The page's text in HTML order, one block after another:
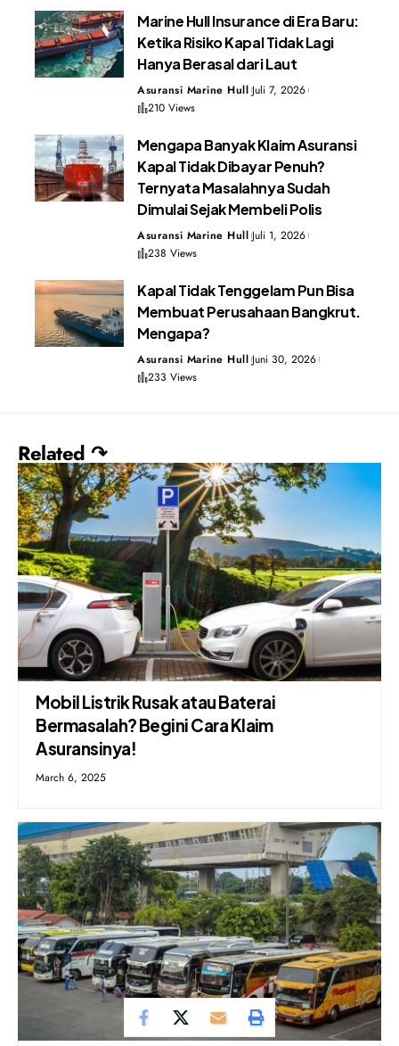
Marine Hull Insurance di Era Baru:
Ketika Risiko Kapal Tidak Lagi
Hanya Berasal dari Laut
Asuransi Marine Hull Juli 7, 2026
210 Views
Mengapa Banyak Klaim Asuransi
Kapal Tidak Dibayar Penuh?
Ternyata Masalahnya Sudah
Dimulai Sejak Membeli Polis
Asuransi Marine Hull Juli 1, 2026
238 Views
Kapal Tidak Tenggelam Pun Bisa
Membuat Perusahaan Bangkrut.
Mengapa?
Asuransi Marine Hull Juni 30, 2026
233 Views
Related ↷
Mobil Listrik Rusak atau Baterai
Bermasalah? Begini Cara Klaim
Asuransinya!
March 6, 2025